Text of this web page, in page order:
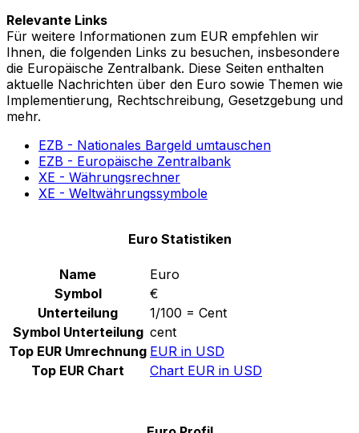
Relevante Links
Für weitere Informationen zum EUR empfehlen wir
Ihnen, die folgenden Links zu besuchen, insbesondere
die Europäische Zentralbank. Diese Seiten enthalten
aktuelle Nachrichten über den Euro sowie Themen wie
Implementierung, Rechtschreibung, Gesetzgebung und
mehr.
EZB - Nationales Bargeld umtauschen
EZB - Europäische Zentralbank
XE - Währungsrechner
XE - Weltwährungssymbole
Euro Statistiken
Name
Euro
Symbol
€
Unterteilung
1/100 = Cent
Symbol Unterteilung cent
Top EUR Umrechnung EUR in USD
Top EUR Chart
Chart EUR in USD